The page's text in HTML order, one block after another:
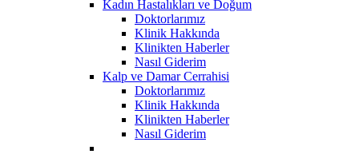
Kadın Hastalıkları ve Doğum
Doktorlarımız
Klinik Hakkında
Klinikten Haberler
Nasıl Giderim
Kalp ve Damar Cerrahisi
Doktorlarımız
Klinik Hakkında
Klinikten Haberler
Nasıl Giderim